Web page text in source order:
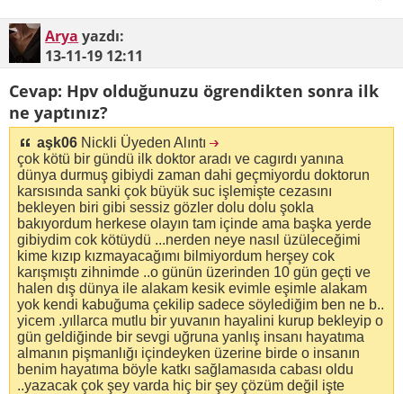
Arya yazdı:
13-11-19 12:11
Cevap: Hpv olduğunuzu ögrendikten sonra ilk
ne yaptınız?
aşk06 Nickli Üyeden Alıntı
çok kötü bir gündü ilk doktor aradı ve cagırdı yanına
dünya durmuş gibiydi zaman dahi geçmiyordu doktorun
karsısında sanki çok büyük suc işlemişte cezasını
bekleyen biri gibi sessiz gözler dolu dolu şokla
bakıyordum herkese olayın tam içinde ama başka yerde
gibiydim cok kötüydü ...nerden neye nasıl üzüleceğimi
kime kızıp kızmayacağımı bilmiyordum herşey cok
karışmıştı zihnimde ..o günün üzerinden 10 gün geçti ve
halen dış dünya ile alakam kesik evimle eşimle alakam
yok kendi kabuğuma çekilip sadece söylediğim ben ne b..
yicem .yıllarca mutlu bir yuvanın hayalini kurup bekleyip o
gün geldiğinde bir sevgi uğruna yanlış insanı hayatıma
almanın pişmanlığı içindeyken üzerine birde o insanın
benim hayatıma böyle katkı sağlamasıda cabası oldu
..yazacak çok şey varda hiç bir şey çözüm değil işte